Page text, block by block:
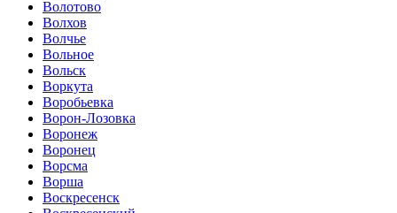
Волотово
Волхов
Волчье
Вольное
Вольск
Воркута
Воробьевка
Ворон-Лозовка
Воронеж
Воронец
Ворсма
Ворша
Воскресенск